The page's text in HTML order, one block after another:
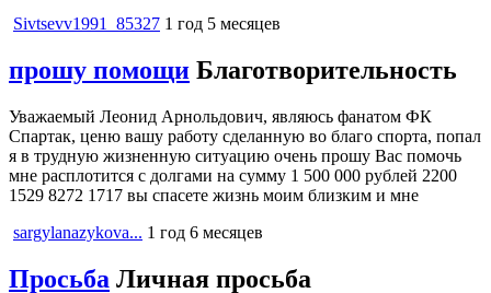
Sivtsevv1991_85327 1 год 5 месяцев
прошу помощи Благотворительность
Уважаемый Леонид Арнольдович, являюсь фанатом ФК
Спартак, ценю вашу работу сделанную во благо спорта, попал
я в трудную жизненную ситуацию очень прошу Вас помочь
мне расплотится с долгами на сумму 1 500 000 рублей 2200
1529 8272 1717 вы спасете жизнь моим близким и мне
sargylanazykova... 1 год 6 месяцев
Просьба Личная просьба